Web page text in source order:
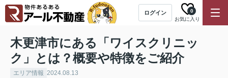
ログイン
お気に入り
0
木更津市にある「ワイスクリニッ
ク」とは？概要や特徴をご紹介
エリア情報 2024.08.13